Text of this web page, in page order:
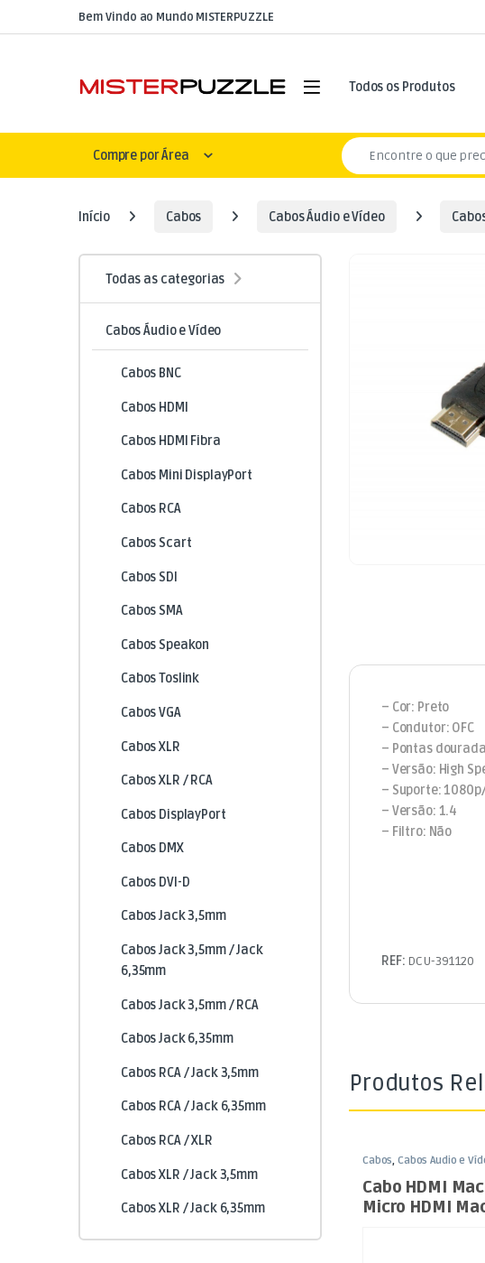
Skip to navigation
Skip to contentBem Vindo ao Mundo MISTERPUZZLE
Open Todos os Produtos
Compre por Área
Search for:
Início Cabos Cabos Áudio e Vídeo
– Cor: Preto
– Condutor: OFC
– Pontas
– Versão: High
– Suporte:
– Versão: 1.4
– Filtro: Não
REF: DCU-391120
Produtos
Cabos,Cabos Áudio e
Cabo HDMI
Micro HDMI
Todas as categorias
Cabos Áudio e Vídeo
Cabos BNC
Cabos HDMI
Cabos HDMI Fibra
Cabos Mini DisplayPort
Cabos RCA
Cabos Scart
Cabos SDI
Cabos SMA
Cabos Speakon
Cabos Toslink
Cabos VGA
Cabos XLR
Cabos XLR / RCA
Cabos DisplayPort
Cabos DMX
Cabos DVI-D
Cabos Jack 3,5mm
Cabos Jack 3,5mm / Jack
6,35mm
Cabos Jack 3,5mm / RCA
Cabos Jack 6,35mm
Cabos RCA / Jack 3,5mm
Cabos RCA / Jack 6,35mm
Cabos RCA / XLR
Cabos XLR / Jack 3,5mm
Cabos XLR / Jack 6,35mm